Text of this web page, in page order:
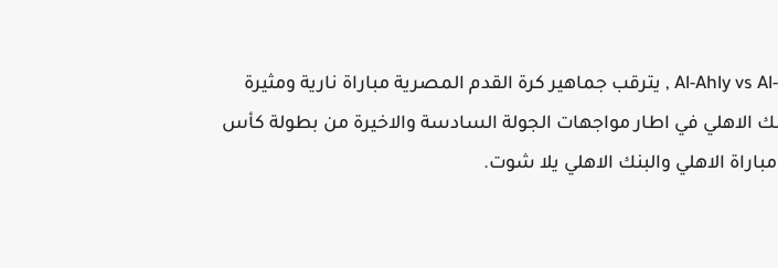
نتيجة مباراة الاهلي والبنك الاهلي يلا شوت , Al-Ahly vs Al-Ahly Bank match , يترقب جماهير كرة القدم المصرية مباراة نارية ومثيرة
الاهلي في اطار مواجهات الجولة السادسة والاخيرة من بطولة كأس
الاهلي والبنك الاهلي يلا شوت.